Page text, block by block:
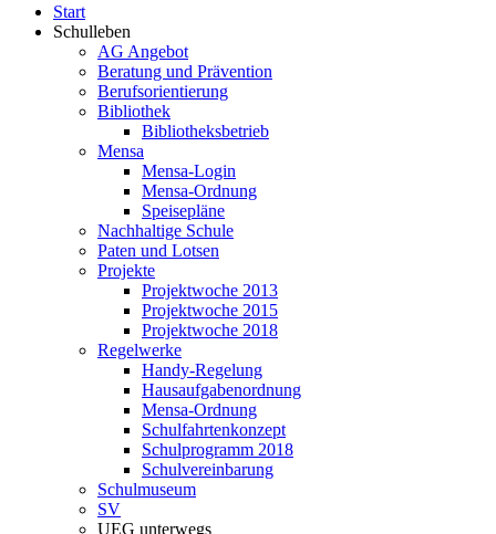
Start
Schulleben
AG Angebot
Beratung und Prävention
Berufsorientierung
Bibliothek
Bibliotheksbetrieb
Mensa
Mensa-Login
Mensa-Ordnung
Speisepläne
Nachhaltige Schule
Paten und Lotsen
Projekte
Projektwoche 2013
Projektwoche 2015
Projektwoche 2018
Regelwerke
Handy-Regelung
Hausaufgabenordnung
Mensa-Ordnung
Schulfahrtenkonzept
Schulprogramm 2018
Schulvereinbarung
Schulmuseum
SV
UEG unterwegs